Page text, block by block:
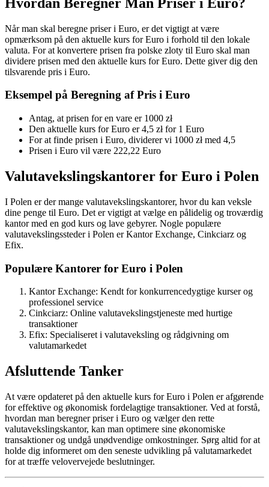
Når man skal beregne priser i Euro, er det vigtigt at være
opmærksom på den aktuelle kurs for Euro i forhold til den lokale
valuta. For at konvertere prisen fra polske zloty til Euro skal man
dividere prisen med den aktuelle kurs for Euro. Dette giver dig den
tilsvarende pris i Euro.
Eksempel på Beregning af Pris i Euro
Antag, at prisen for en vare er 1000 zł
Den aktuelle kurs for Euro er 4,5 zł for 1 Euro
For at finde prisen i Euro, dividerer vi 1000 zł med 4,5
Prisen i Euro vil være 222,22 Euro
Valutavekslingskantorer for Euro i Polen
I Polen er der mange valutavekslingskantorer, hvor du kan veksle
dine penge til Euro. Det er vigtigt at vælge en pålidelig og troværdig
kantor med en god kurs og lave gebyrer. Nogle populære
valutavekslingssteder i Polen er Kantor Exchange, Cinkciarz og
Efix.
Populære Kantorer for Euro i Polen
Kantor Exchange: Kendt for konkurrencedygtige kurser og
professionel service
Cinkciarz: Online valutavekslingstjeneste med hurtige
transaktioner
Efix: Specialiseret i valutaveksling og rådgivning om
valutamarkedet
Afsluttende Tanker
At være opdateret på den aktuelle kurs for Euro i Polen er afgørende
for effektive og økonomisk fordelagtige transaktioner. Ved at forstå,
hvordan man beregner priser i Euro og vælger den rette
valutavekslingskantor, kan man optimere sine økonomiske
transaktioner og undgå unødvendige omkostninger. Sørg altid for at
holde dig informeret om den seneste udvikling på valutamarkedet
for at træffe velovervejede beslutninger.